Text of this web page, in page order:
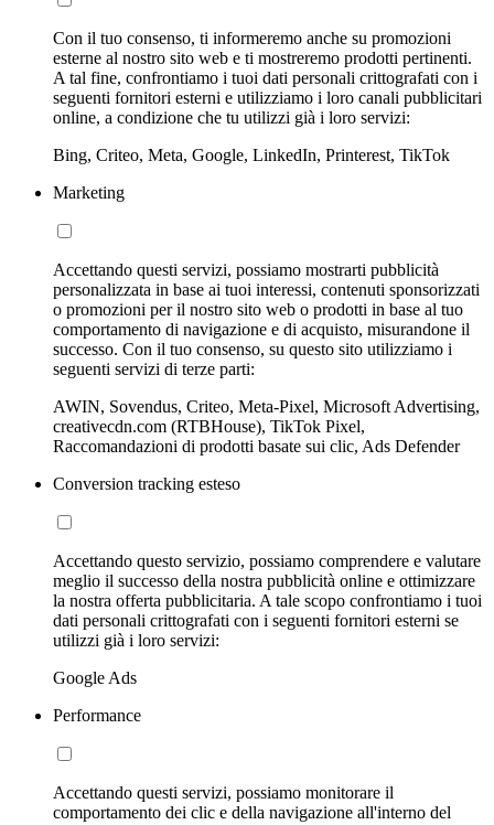
Con il tuo consenso, ti informeremo anche su promozioni
esterne al nostro sito web e ti mostreremo prodotti pertinenti.
A tal fine, confrontiamo i tuoi dati personali crittografati con i
seguenti fornitori esterni e utilizziamo i loro canali pubblicitari
online, a condizione che tu utilizzi già i loro servizi:
Bing, Criteo, Meta, Google, LinkedIn, Printerest, TikTok
Marketing
Accettando questi servizi, possiamo mostrarti pubblicità
personalizzata in base ai tuoi interessi, contenuti sponsorizzati
o promozioni per il nostro sito web o prodotti in base al tuo
comportamento di navigazione e di acquisto, misurandone il
successo. Con il tuo consenso, su questo sito utilizziamo i
seguenti servizi di terze parti:
AWIN, Sovendus, Criteo, Meta-Pixel, Microsoft Advertising,
creativecdn.com (RTBHouse), TikTok Pixel,
Raccomandazioni di prodotti basate sui clic, Ads Defender
Conversion tracking esteso
Accettando questo servizio, possiamo comprendere e valutare
meglio il successo della nostra pubblicità online e ottimizzare
la nostra offerta pubblicitaria. A tale scopo confrontiamo i tuoi
dati personali crittografati con i seguenti fornitori esterni se
utilizzi già i loro servizi:
Google Ads
Performance
Accettando questi servizi, possiamo monitorare il
comportamento dei clic e della navigazione all'interno del